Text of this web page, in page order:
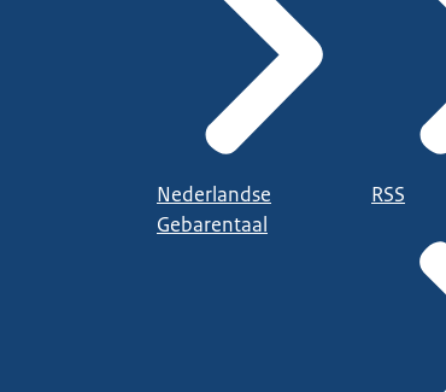
Nederlandse
Gebarentaal
RSS